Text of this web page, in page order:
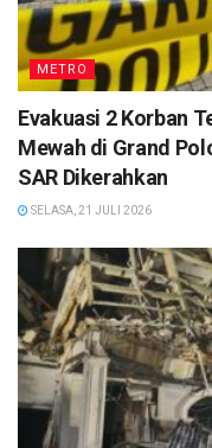
METRO
Evakuasi 2 Korban
Mewah di Grand
SAR Dikerahkan
SELASA, 21 JULI 2026